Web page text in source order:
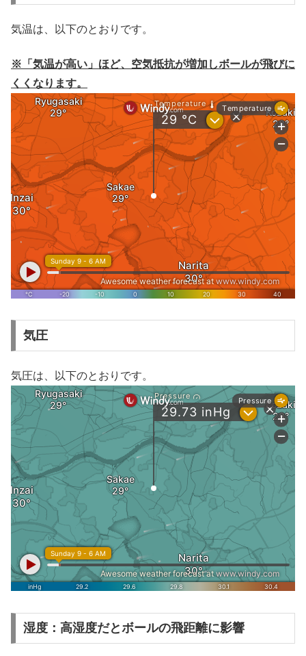
気温は、以下のとおりです。
※「気温が高い」ほど、空気抵抗が増加しボールが飛びに
くくなります。
気圧
気圧は、以下のとおりです。
湿度：高湿度だとボールの飛距離に影響